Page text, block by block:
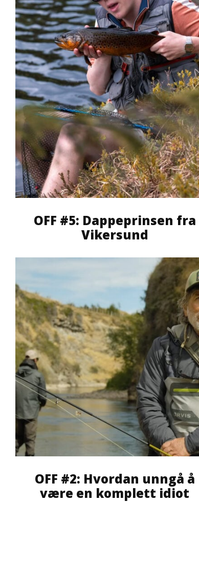
OFF #5: Dappeprinsen fra
Vikersund
OFF #2: Hvordan unngå å
være en komplett idiot